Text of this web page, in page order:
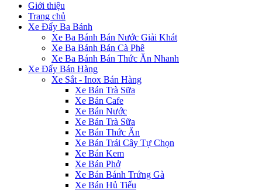
Giới thiệu
Trang chủ
Xe Đẩy Ba Bánh
Xe Ba Bánh Bán Nước Giải Khát
Xe Ba Bánh Bán Cà Phê
Xe Ba Bánh Bán Thức Ăn Nhanh
Xe Đẩy Bán Hàng
Xe Sắt - Inox Bán Hàng
Xe Bán Trà Sữa
Xe Bán Cafe
Xe Bán Nước
Xe Bán Trà Sữa
Xe Bán Thức Ăn
Xe Bán Trái Cây Tự Chọn
Xe Bán Kem
Xe Bán Phở
Xe Bán Bánh Trứng Gà
Xe Bán Hủ Tiếu